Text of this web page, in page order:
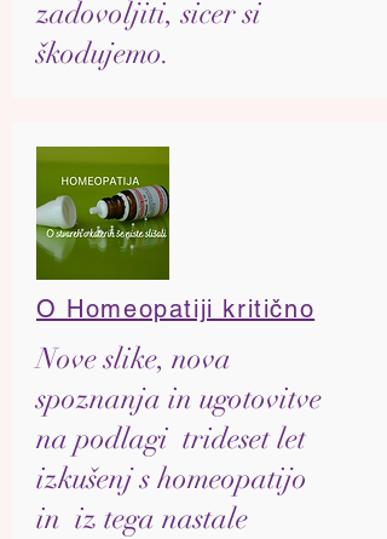
zadovoljiti, sicer si
škodujemo.
O Homeopatiji kritično
Nove slike, nova
spoznanja in ugotovitve
na podlagi trideset let
izkušenj s homeopatijo
in iz tega nastale